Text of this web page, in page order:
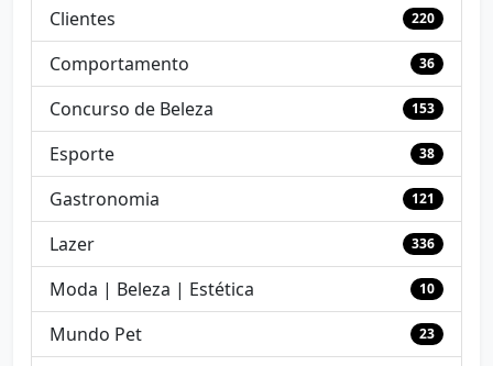
Clientes 220
Comportamento 36
Concurso de Beleza 153
Esporte 38
Gastronomia 121
Lazer 336
Moda | Beleza | Estética 10
Mundo Pet 23